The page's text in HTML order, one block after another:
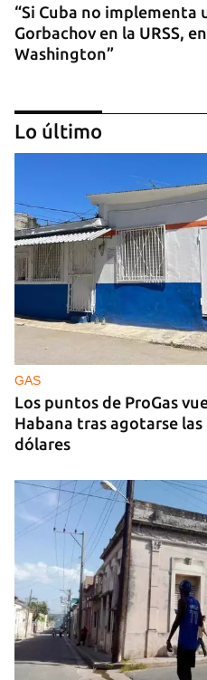
“Si Cuba no implementa
Gorbachov en la URSS,
Washington”
ENTREVISTA
"El sector turístico
renacimiento con
Lo último
GAS
Los puntos de ProGas
Habana tras agotarse
dólares